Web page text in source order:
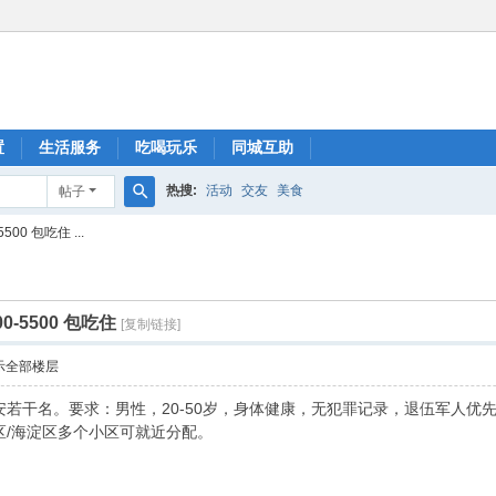
生活服务 吃喝玩乐 同城互助
帖子 热搜: 活动 交友 美食
包吃住 ...
5500 包吃住 [复制链接]
全部楼层
干名。要求：男性，20-50岁，身体健康，无犯罪记录，退伍军人优
淀区多个小区可就近分配。